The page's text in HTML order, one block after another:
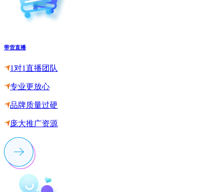
带货直播
1对1直播团队
专业更放心
品牌质量过硬
庞大推广资源